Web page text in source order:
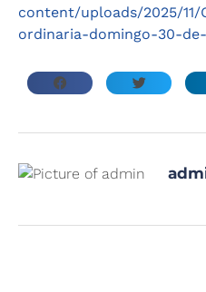
content/uploads/2025/
ordinaria-domingo-30-